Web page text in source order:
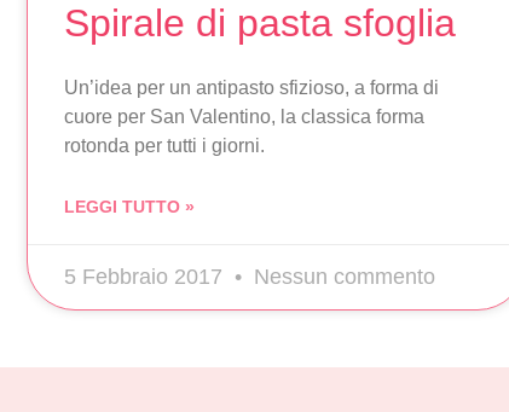
Spirale di pasta sfoglia
Un’idea per un antipasto sfizioso, a forma di
cuore per San Valentino, la classica forma
rotonda per tutti i giorni.
LEGGI TUTTO »
5 Febbraio 2017 Nessun commento